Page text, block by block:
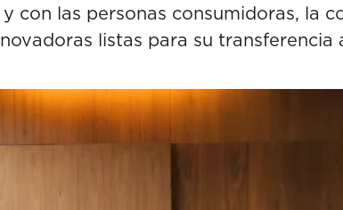
con las personas consumidoras, la
listas para su transferencia